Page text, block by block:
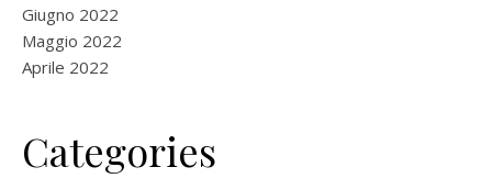
Giugno 2022
Maggio 2022
Aprile 2022
Categories